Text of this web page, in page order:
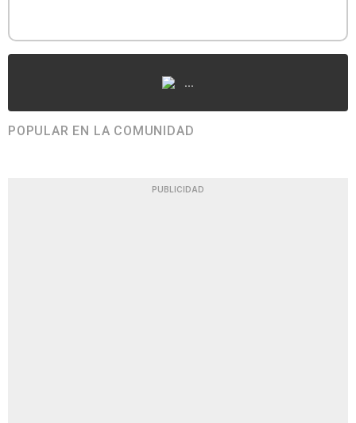
...
POPULAR EN LA COMUNIDAD
PUBLICIDAD